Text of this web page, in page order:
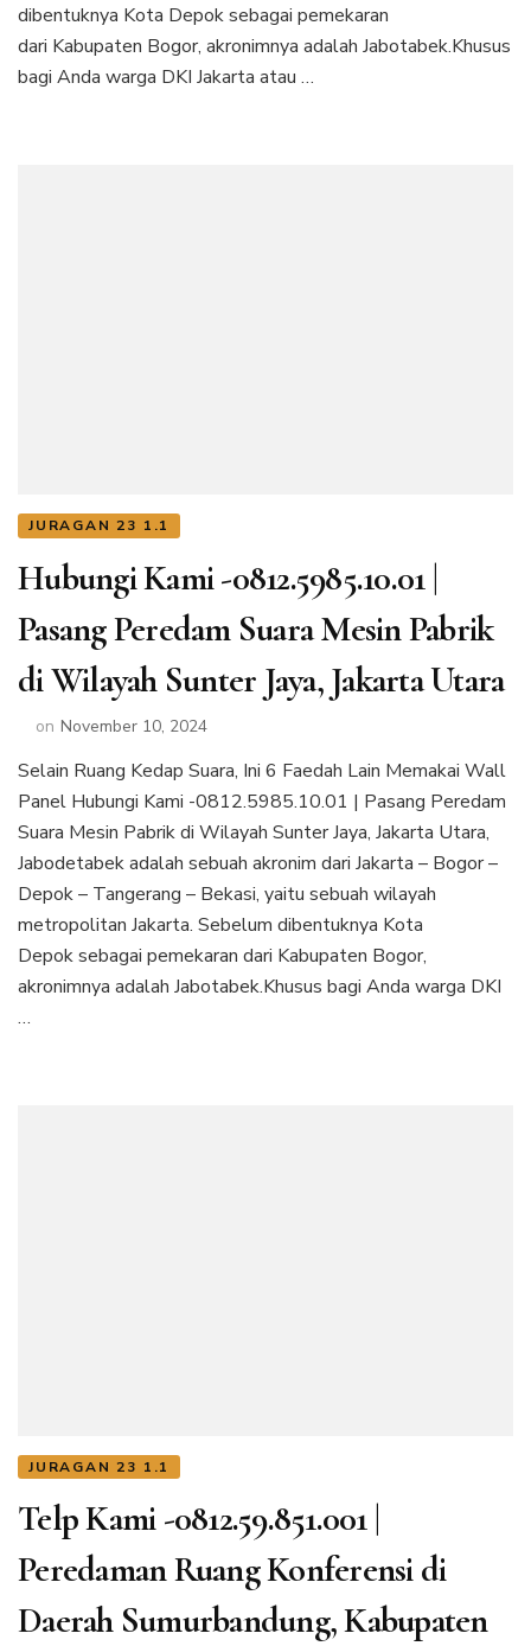
dibentuknya Kota Depok sebagai pemekaran
dari Kabupaten Bogor, akronimnya adalah Jabotabek.Khusus
bagi Anda warga DKI Jakarta atau …
JURAGAN 23 1.1
Hubungi Kami -0812.5985.10.01 |
Pasang Peredam Suara Mesin Pabrik
di Wilayah Sunter Jaya, Jakarta Utara
on November 10, 2024
Selain Ruang Kedap Suara, Ini 6 Faedah Lain Memakai Wall
Panel Hubungi Kami -0812.5985.10.01 | Pasang Peredam
Suara Mesin Pabrik di Wilayah Sunter Jaya, Jakarta Utara,
Jabodetabek adalah sebuah akronim dari Jakarta – Bogor –
Depok – Tangerang – Bekasi, yaitu sebuah wilayah
metropolitan Jakarta. Sebelum dibentuknya Kota
Depok sebagai pemekaran dari Kabupaten Bogor,
akronimnya adalah Jabotabek.Khusus bagi Anda warga DKI
…
JURAGAN 23 1.1
Telp Kami -0812.59.851.001 |
Peredaman Ruang Konferensi di
Daerah Sumurbandung, Kabupaten